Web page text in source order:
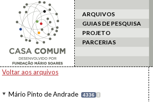
ARQUIVOS
GUIAS DE PESQUISA
PROJETO
PARCERIAS
Voltar aos arquivos
Mário Pinto de Andrade 4336 I